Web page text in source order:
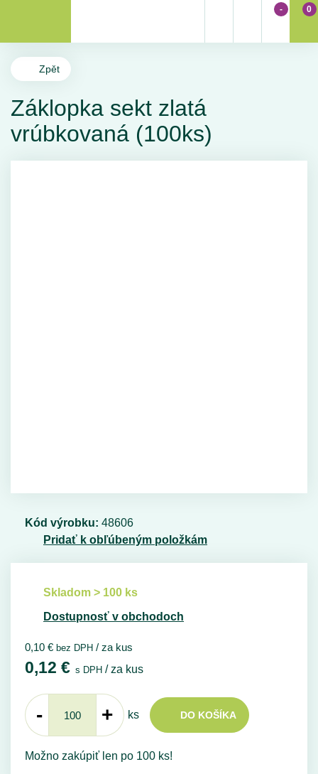
- 0
Zpět
Záklopka sekt zlatá
vrúbkovaná (100ks)
Kód výrobku: 48606
Pridať k obľúbeným položkám
Skladom > 100 ks
Dostupnosť v obchodoch
0,10 € bez DPH / za kus
0,12 € s DPH/ za kus
- + ks DO KOŠÍKA
Možno zakúpiť len po 100 ks!